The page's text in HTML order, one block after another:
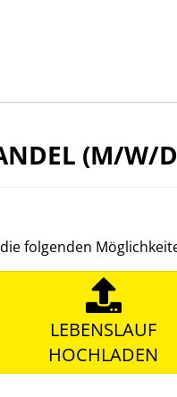
(M/W/
folgenden
LEBENSLAUF
HOCHLADEN